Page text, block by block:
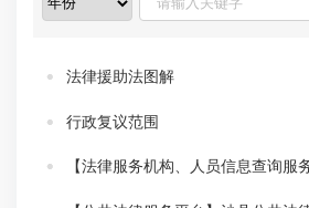
法律援助法图解
行政复议范围